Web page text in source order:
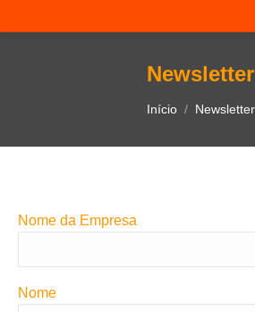
Newsletter
Início Newsletter
Nome da Empresa
Nome